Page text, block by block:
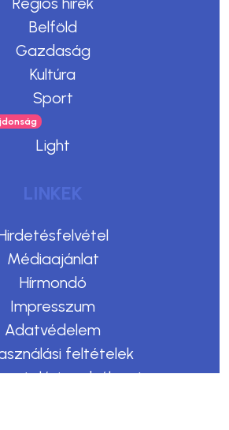
Belföld
Gazdaság
Kultúra
Sport
Light
LINKEK
Médiaajánlat
Hírmondó
Impresszum
Adatvédelem
feltételek
szabályzat